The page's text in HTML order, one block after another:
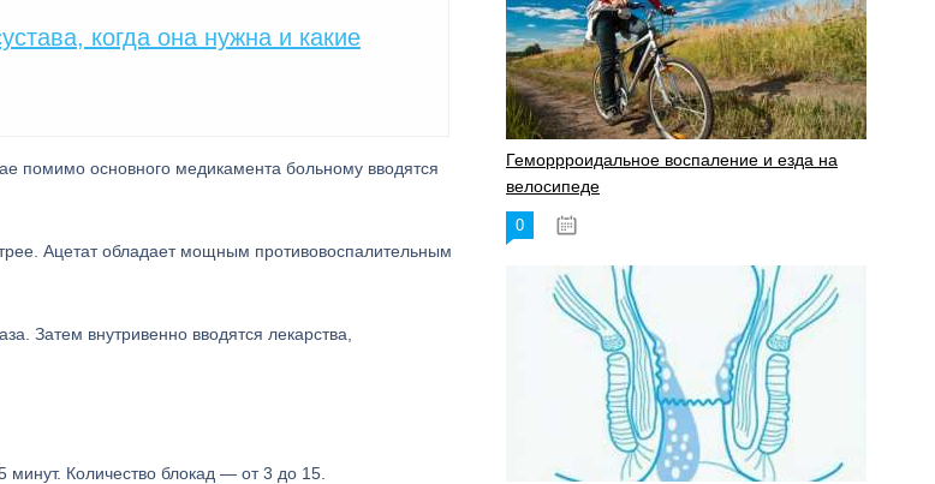
когда она нужна и какие
помимо основного медикамента больному вводятся
Ацетат обладает мощным противовоспалительным
Затем внутривенно вводятся лекарства,
Количество блокад — от 3 до 15.
Геморрроидальное воспаление и езда на
велосипеде
0